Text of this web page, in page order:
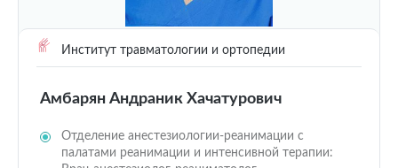
Институт травматологии и ортопедии
Амбарян Андраник Хачатурович
Отделение анестезиологии-реанимации с
палатами реанимации и интенсивной терапии: